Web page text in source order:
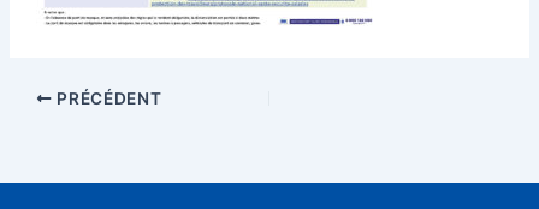
PRÉCÉDENT